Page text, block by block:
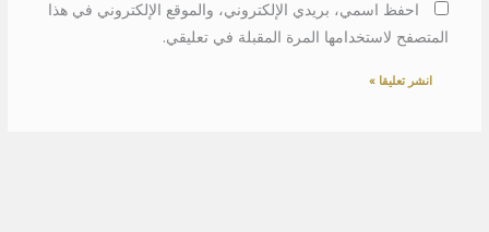
احفظ اسمي، بريدي الإلكتروني، والموقع الإلكتروني في هذا
المتصفح لاستخدامها المرة المقبلة في تعليقي.